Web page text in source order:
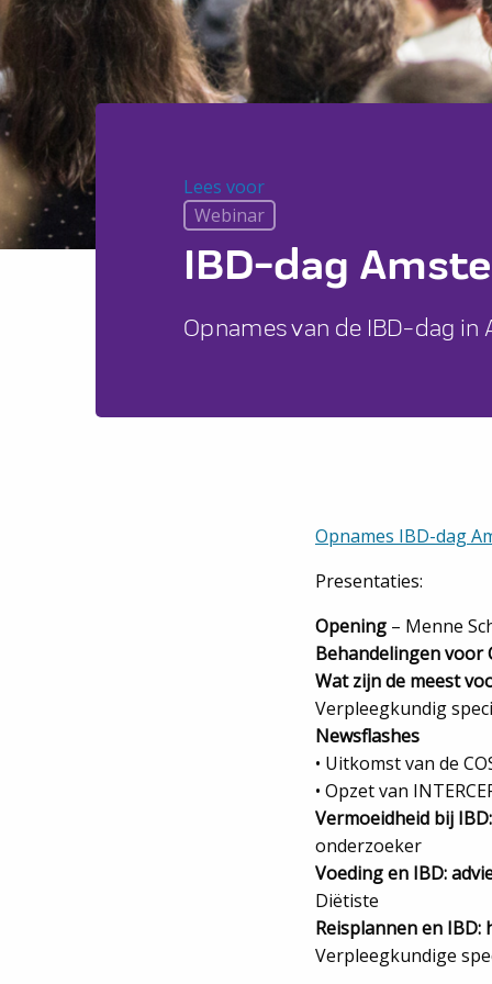
Lees voorLees voor
Webinar
IBD-dag
Opnames van de IBD-dag
Opnames IBD-dag
Presentaties:
Opening – Menne
Behandelingen voor
Wat zijn de meest
Verpleegkundig
Newsflashes
• Uitkomst van de
• Opzet van
Vermoeidheid bij
onderzoeker
Voeding en IBD:
Diëtiste
Reisplannen en
Verpleegkundige